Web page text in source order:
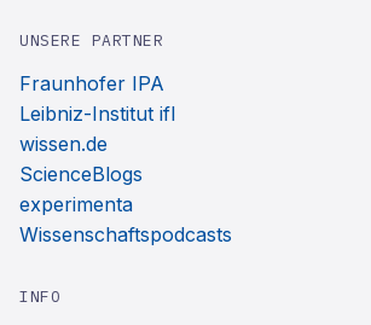
UNSERE PARTNER
Fraunhofer IPA
Leibniz-Institut ifl
wissen.de
ScienceBlogs
experimenta
Wissenschaftspodcasts
INFO